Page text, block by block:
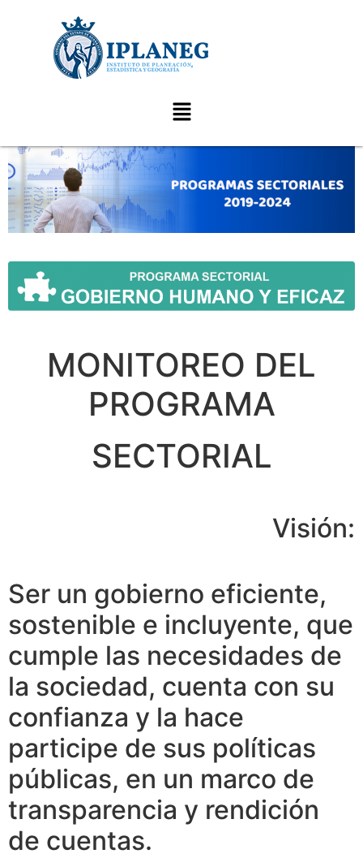
MONITOREO DEL
PROGRAMA
SECTORIAL
Visión:
Ser un gobierno eficiente,
sostenible e incluyente, que
cumple las necesidades de
la sociedad, cuenta con su
confianza y la hace
participe de sus políticas
públicas, en un marco de
transparencia y rendición
de cuentas.